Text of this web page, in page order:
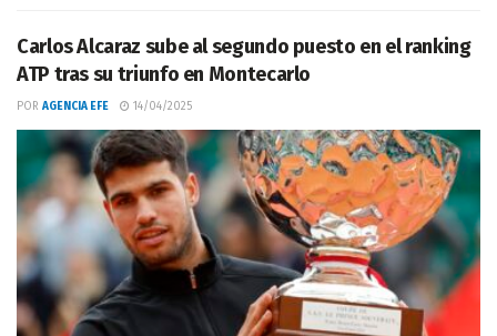
Carlos Alcaraz sube al segundo puesto en el ranking
ATP tras su triunfo en Montecarlo
POR AGENCIA EFE 14/04/2025